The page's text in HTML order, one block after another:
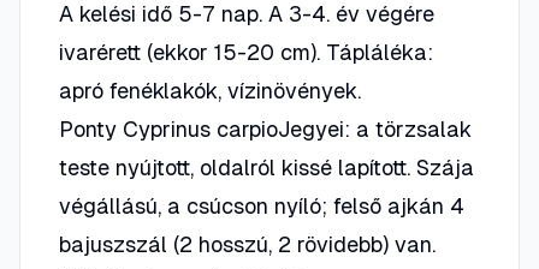
A kelési idő 5-7 nap. A 3-4. év végére
ivarérett (ekkor 15-20 cm). Tápláléka:
apró fenéklakók, vízinövények.
Ponty Cyprinus carpioJegyei: a törzsalak
teste nyújtott, oldalról kissé lapított. Szája
végállású, a csúcson nyíló; felső ajkán 4
bajuszszál (2 hosszú, 2 rövidebb) van.